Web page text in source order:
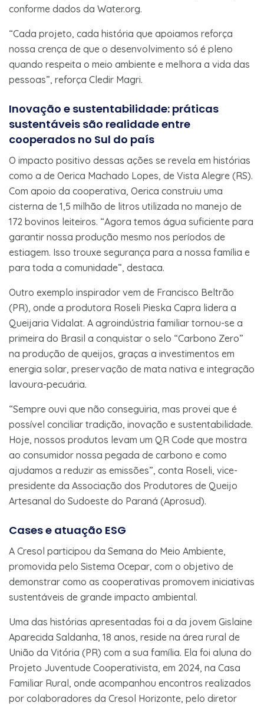
conforme dados da Water.org.
“Cada projeto, cada história que apoiamos reforça
nossa crença de que o desenvolvimento só é pleno
quando respeita o meio ambiente e melhora a vida das
pessoas”, reforça Cledir Magri.
Inovação e sustentabilidade: práticas
sustentáveis são realidade entre
cooperados no Sul do país
O impacto positivo dessas ações se revela em histórias
como a de Oerica Machado Lopes, de Vista Alegre (RS).
Com apoio da cooperativa, Oerica construiu uma
cisterna de 1,5 milhão de litros utilizada no manejo de
172 bovinos leiteiros. “Agora temos água suficiente para
garantir nossa produção mesmo nos períodos de
estiagem. Isso trouxe segurança para a nossa família e
para toda a comunidade”, destaca.
Outro exemplo inspirador vem de Francisco Beltrão
(PR), onde a produtora Roseli Pieska Capra lidera a
Queijaria Vidalat. A agroindústria familiar tornou-se a
primeira do Brasil a conquistar o selo “Carbono Zero”
na produção de queijos, graças a investimentos em
energia solar, preservação de mata nativa e integração
lavoura-pecuária.
“Sempre ouvi que não conseguiria, mas provei que é
possível conciliar tradição, inovação e sustentabilidade.
Hoje, nossos produtos levam um QR Code que mostra
ao consumidor nossa pegada de carbono e como
ajudamos a reduzir as emissões”, conta Roseli, vice-
presidente da Associação dos Produtores de Queijo
Artesanal do Sudoeste do Paraná (Aprosud).
Cases e atuação ESG
A Cresol participou da Semana do Meio Ambiente,
promovida pelo Sistema Ocepar, com o objetivo de
demonstrar como as cooperativas promovem iniciativas
sustentáveis de grande impacto ambiental.
Uma das histórias apresentadas foi a da jovem Gislaine
Aparecida Saldanha, 18 anos, reside na área rural de
União da Vitória (PR) com a sua família. Ela foi aluna do
Projeto Juventude Cooperativista, em 2024, na Casa
Familiar Rural, onde acompanhou encontros realizados
por colaboradores da Cresol Horizonte, pelo diretor